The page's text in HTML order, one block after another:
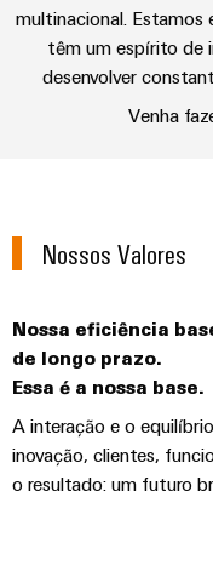
e
produtos
para
sistemas
armazenamento
Caminhos
Soluções
modernas
e
para
uma
mobilidade
ecológica
de
ponta
u-
Industrial
Single
Pair
Ethernet
caixas
Sistemas
de
cabos
Cabo
de
conexão,
cabos
de
ligação
e
engenharia
digital
engenharia
Weidmüller
Configurator
Serviços
de
conector
Promoções
e
Novidades
Linha
Weidmüller
Luminárias
Linha
Conexel
Downloads
Catálogos
VISÃO
GERAL
Recursos
Humanos
de
e
Certificados
Orange
Mag
|
Revista
Benefícios e
multinacional. Estamos
têm um espírito de
desenvolver
Venha
Nossos Valores
Nossa eficiência
de longo prazo.
Essa é a nossa base.
A interação e o
inovação, clientes,
o resultado: um futuro